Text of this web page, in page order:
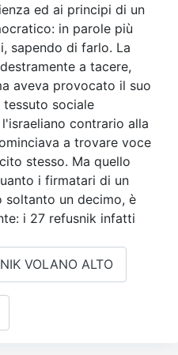
ed ai principi di un
in parole più
sapendo di farlo. La
a tacere,
aveva provocato il suo
sociale
contrario alla
a trovare voce
stesso. Ma quello
i firmatari di un
soltanto un decimo, è
i 27 refusnik infatti
VOLANO ALTO